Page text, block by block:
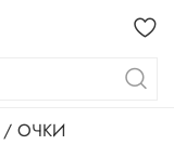
ОЧКИ